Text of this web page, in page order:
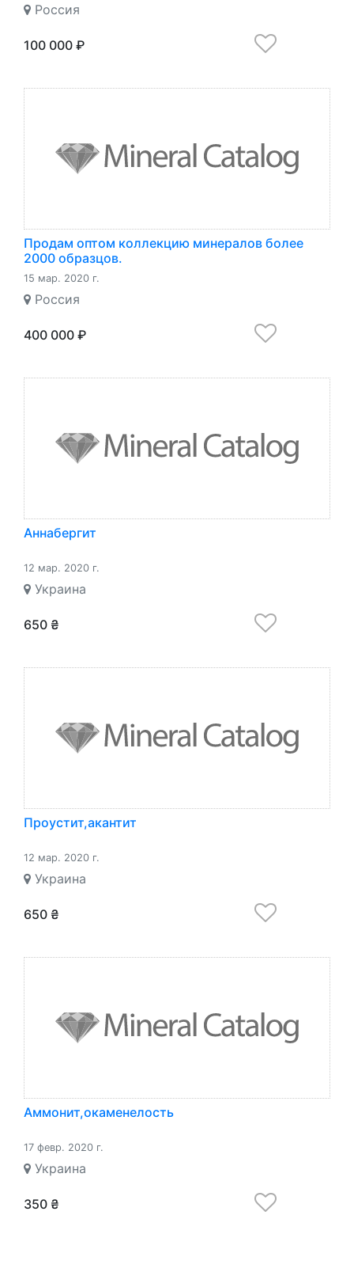
Россия
100 000 ₽
Продам оптом коллекцию минералов более
2000 образцов.
15 мар. 2020 г.
Россия
400 000 ₽
Аннабергит
12 мар. 2020 г.
Украина
650 ₴
Проустит,акантит
12 мар. 2020 г.
Украина
650 ₴
Аммонит,окаменелость
17 февр. 2020 г.
Украина
350 ₴